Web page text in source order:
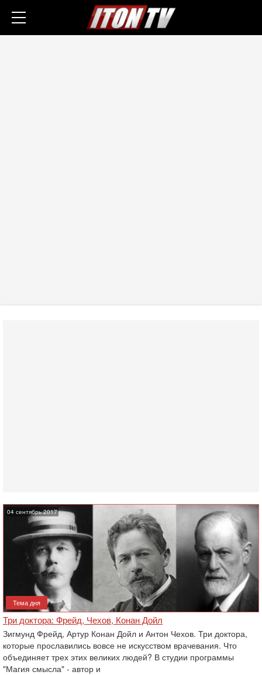
04 сентябрь 2017
Тема дня
Три доктора: Фрейд, Чехов, Конан Дойл
Зигмунд Фрейд, Артур Конан Дойл и Антон Чехов. Три доктора,
которые прославились вовсе не искусством врачевания. Что
объединяет трех этих великих людей? В студии программы
"Магия смысла" - автор и